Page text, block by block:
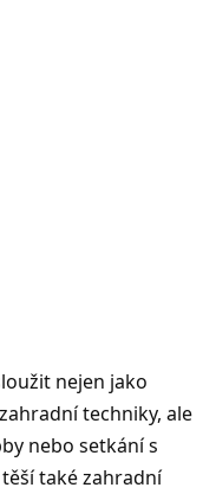
nejen jako
techniky, ale
nebo setkání s
také zahradní